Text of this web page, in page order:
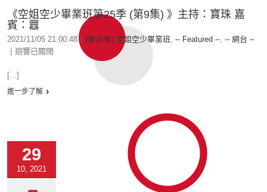
《空姐空少畢業班第25季 (第9集) 》主持：寶珠 嘉
賓：囂
2021/11/05 21:00:48 (第25季) 空姐空少畢業班, -- Featured --, -- 網台 --
迴響已關閉
[...]
進一步了解
29
10, 2021